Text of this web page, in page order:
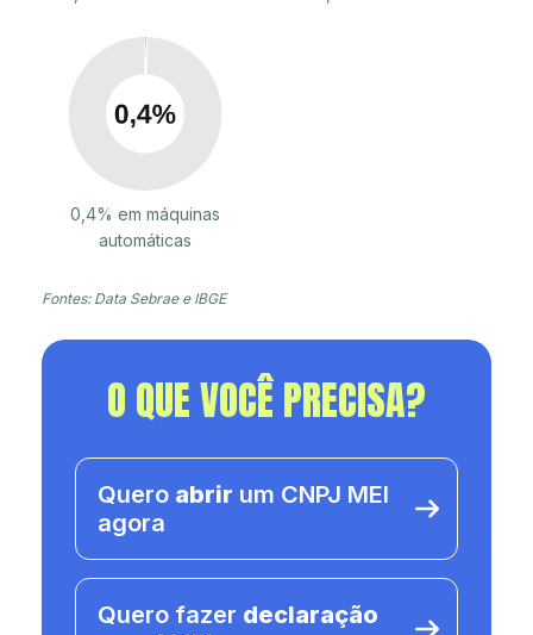
0,4% em máquinas
automáticas
Fontes: Data Sebrae e IBGE
O QUE VOCÊ PRECISA?
Quero abrir um CNPJ MEI
agora
Quero fazer declaração